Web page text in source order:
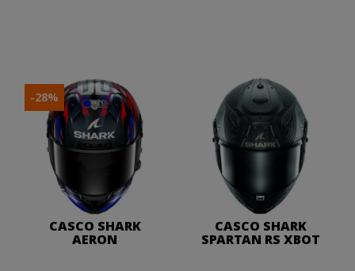
CASCO SHARK
AERON
-28%
CASCO SHARK
SPARTAN RS XBOT